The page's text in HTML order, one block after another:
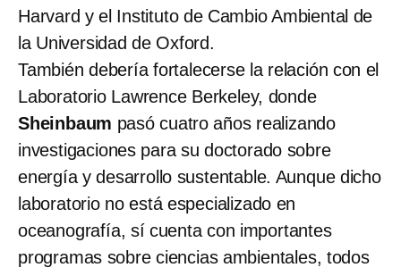
Harvard y el Instituto de Cambio Ambiental de
la Universidad de Oxford.
También debería fortalecerse la relación con el
Laboratorio Lawrence Berkeley, donde
Sheinbaum pasó cuatro años realizando
investigaciones para su doctorado sobre
energía y desarrollo sustentable. Aunque dicho
laboratorio no está especializado en
oceanografía, sí cuenta con importantes
programas sobre ciencias ambientales, todos